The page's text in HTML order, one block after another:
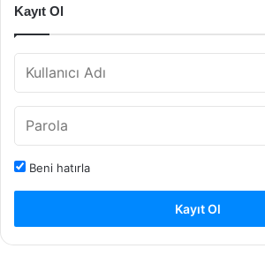
Kayıt Ol
Beni hatırla
Kayıt Ol